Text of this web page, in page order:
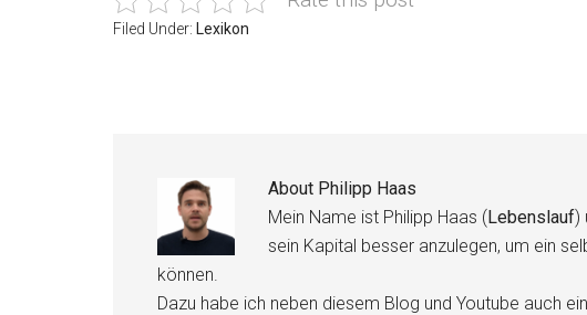
Filed Under: Lexikon
About Philipp Haas
Mein Name ist Philipp Haas (Lebenslauf)
sein Kapital besser anzulegen, um ein
können.
Dazu habe ich neben diesem Blog und Youtube auch